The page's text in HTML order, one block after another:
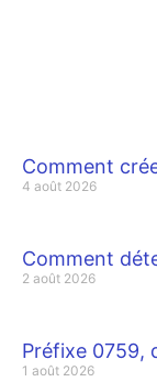
Comment
4 août 2026
Comment
2 août 2026
Préfixe 0759,
1 août 2026